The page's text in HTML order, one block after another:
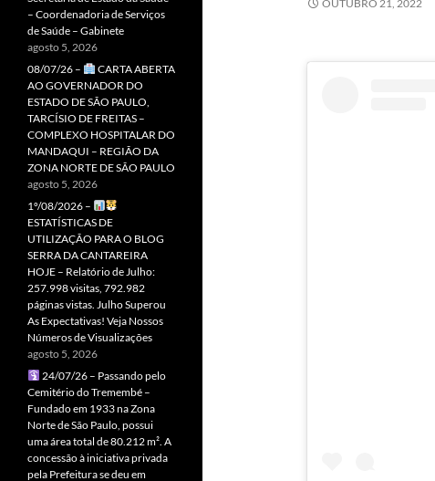
OUTUBRO 21, 2022
– Coordenadoria de Serviços
de Saúde – Gabinete
agosto 5, 2026
08/07/26 –
CARTA ABERTA
AO GOVERNADOR DO
ESTADO DE SÃO PAULO,
TARCÍSIO DE FREITAS –
COMPLEXO HOSPITALAR DO
MANDAQUI – REGIÃO DA
ZONA NORTE DE SÃO PAULO
agosto 5, 2026
1º/08/2026 –
ESTATÍSTICAS DE
UTILIZAÇÃO PARA O BLOG
SERRA DA CANTAREIRA
HOJE – Relatório de Julho:
257.998 visitas, 792.982
páginas vistas. Julho Superou
As Expectativas! Veja Nossos
Números de Visualizações
agosto 5, 2026
24/07/26 – Passando pelo
Cemitério do Tremembé –
Fundado em 1933 na Zona
Norte de São Paulo, possui
uma área total de 80.212 m². A
concessão à iniciativa privada
pela Prefeitura se deu em